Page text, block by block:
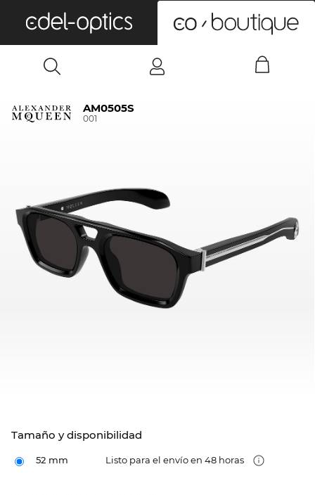
AM0505S
001
Tamaño y disponibilidad
52 mm Listo para el envío en 48 horas